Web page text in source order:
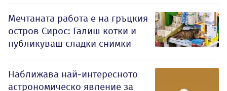
Мечтаната работа е на гръцкия
остров Сирос: Галиш котки и
публикуваш сладки снимки
Наближава най-интересното
астрономическо явление за